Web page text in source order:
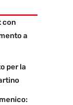
con
a
per la